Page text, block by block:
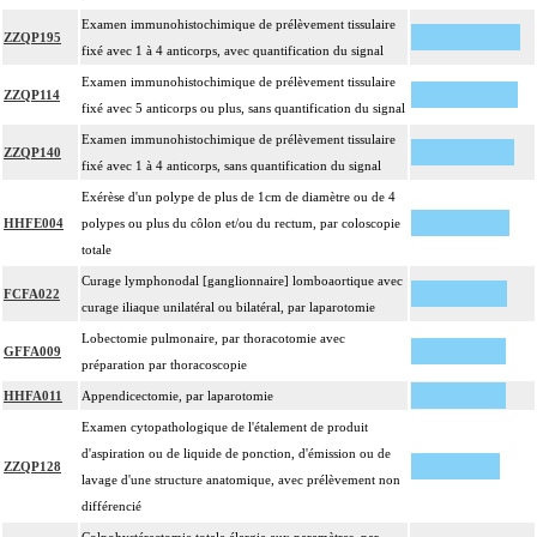
ZZQP195
Examen immunohistochimique de prélèvement tissulaire
fixé avec 1 à 4 anticorps, avec quantification du signal
ZZQP114
Examen immunohistochimique de prélèvement tissulaire
fixé avec 5 anticorps ou plus, sans quantification du signal
ZZQP140
Examen immunohistochimique de prélèvement tissulaire
fixé avec 1 à 4 anticorps, sans quantification du signal
HHFE004
Exérèse d'un polype de plus de 1cm de diamètre ou de 4
polypes ou plus du côlon et/ou du rectum, par coloscopie
totale
FCFA022
Curage lymphonodal [ganglionnaire] lomboaortique avec
curage iliaque unilatéral ou bilatéral, par laparotomie
GFFA009
Lobectomie pulmonaire, par thoracotomie avec
préparation par thoracoscopie
HHFA011 Appendicectomie, par laparotomie
ZZQP128
Examen cytopathologique de l'étalement de produit
d'aspiration ou de liquide de ponction, d'émission ou de
lavage d'une structure anatomique, avec prélèvement non
différencié